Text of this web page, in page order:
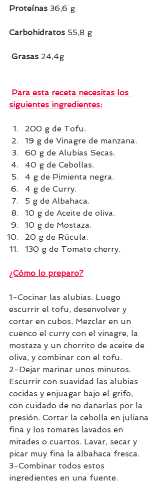
Proteínas 36,6 g
Carbohidratos 55,8 g
Grasas 24,4g
Para esta receta necesitas los
siguientes ingredientes:
200 g de Tofu.
19 g de Vinagre de manzana.
60 g de Alubias Secas.
40 g de Cebollas.
4 g de Pimienta negra.
4 g de Curry.
5 g de Albahaca.
10 g de Aceite de oliva.
10 g de Mostaza.
20 g de Rúcula.
130 g de Tomate cherry.
¿Cómo lo preparo?
1-Cocinar las alubias. Luego
escurrir el tofu, desenvolver y
cortar en cubos. Mezclar en un
cuenco el curry con el vinagre, la
mostaza y un chorrito de aceite de
oliva, y combinar con el tofu.
2-Dejar marinar unos minutos.
Escurrir con suavidad las alubias
cocidas y enjuagar bajo el grifo,
con cuidado de no dañarlas por la
presión. Cortar la cebolla en juliana
fina y los tomates lavados en
mitades o cuartos. Lavar, secar y
picar muy fina la albahaca fresca.
3-Combinar todos estos
ingredientes en una fuente.